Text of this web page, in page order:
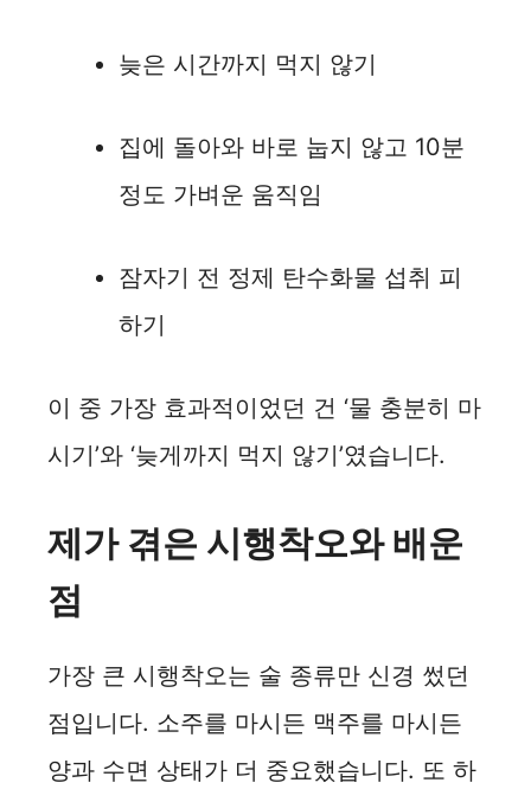
늦은 시간까지 먹지 않기
집에 돌아와 바로 눕지 않고 10분
정도 가벼운 움직임
잠자기 전 정제 탄수화물 섭취 피
하기
이 중 가장 효과적이었던 건 ‘물 충분히 마
시기’와 ‘늦게까지 먹지 않기’였습니다.
제가 겪은 시행착오와 배운
점
가장 큰 시행착오는 술 종류만 신경 썼던
점입니다. 소주를 마시든 맥주를 마시든
양과 수면 상태가 더 중요했습니다. 또 하